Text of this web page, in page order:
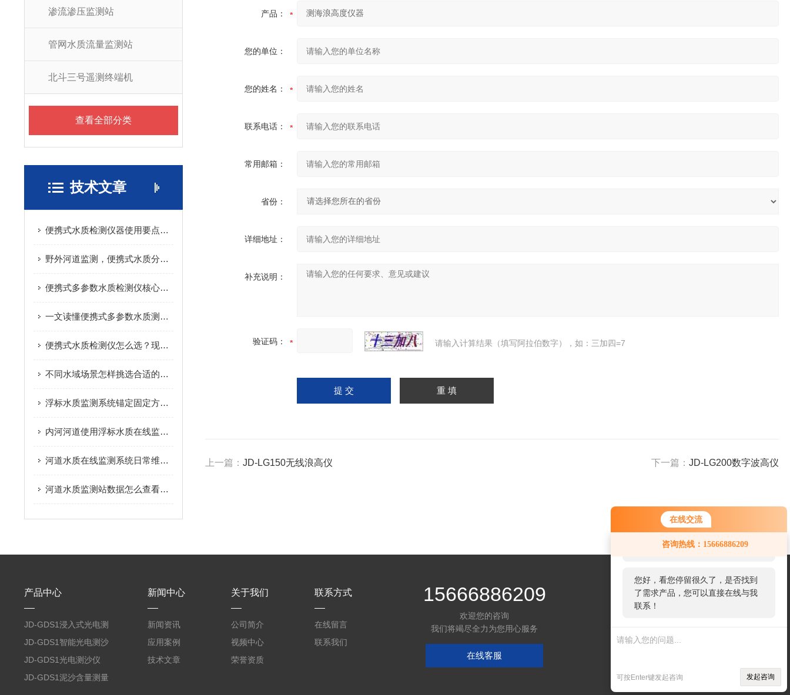
在线交流
咨询热线：15666886209
服务，请问您要咨询什么问题呢？
您好，看您停留很久了，是否找到
了需求产品，您可以直接在线与我
联系！
可按Enter键发起咨询 发起咨询
渗流渗压监测站
管网水质流量监测站
北斗三号遥测终端机
查看全部分类
技术文章
便携式水质检测仪器使用要点，减少检测数据误差
野外河道监测，便携式水质分析仪实际应用分享
便携式多参数水质检测仪核心原理，看完快速搞懂
一文读懂便携式多参数水质测定仪，户外检测不再难
便携式水质检测仪怎么选？现场水质检测实用指南
不同水域场景怎样挑选合适的浮漂水质监测站
浮标水质监测系统锚定固定方式该如何选择
内河河道使用浮标水质在线监测站有哪些优势
河道水质在线监测系统日常维护需要做哪些工作
河道水质监测站数据怎么查看与导出
产品：
您的单位：
您的姓名：
联系电话：
常用邮箱：
省份：
详细地址：
补充说明：
验证码： 请输入计算结果（填写阿拉伯数字），如：三加四=7
上一篇：JD-LG150无线浪高仪 下一篇： JD-LG200数字波高仪
产品中心
JD-GDS1浸入式光电测
沙仪
JD-GDS1智能光电测沙
仪
JD-GDS1光电测沙仪
JD-GDS1泥沙含量测量
新闻中心
新闻资讯
应用案例
技术文章
关于我们
公司简介
视频中心
荣誉资质
联系方式
在线留言
联系我们
15666886209
欢迎您的咨询
我们将竭尽全力为您用心服务
在线客服